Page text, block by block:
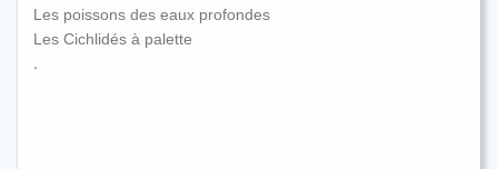
Les poissons des eaux profondes
Les Cichlidés à palette
.